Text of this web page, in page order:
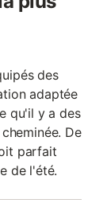
des
adaptée
qu'il y a des
De
parfait
de l'été.